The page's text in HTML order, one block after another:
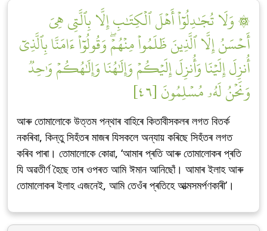
۞ وَلَا تُجَٰدِلُوٓاْ أَهۡلَ ٱلۡكِتَٰبِ إِلَّا بِٱلَّتِي هِيَ
أَحۡسَنُ إِلَّا ٱلَّذِينَ ظَلَمُواْ مِنۡهُمۡۖ وَقُولُوٓاْ ءَامَنَّا بِٱلَّذِيٓ
أُنزِلَ إِلَيۡنَا وَأُنزِلَ إِلَيۡكُمۡ وَإِلَٰهُنَا وَإِلَٰهُكُمۡ وَٰحِدٞ
وَنَحۡنُ لَهُۥ مُسۡلِمُونَ [٤٦]
আৰু তোমালোকে উত্তম পন্থাৰ বাহিৰে কিতাবীসকলৰ লগত বিতৰ্ক
নকৰিবা, কিন্তু সিহঁতৰ মাজৰ যিসকলে অন্যায় কৰিছে সিহঁতৰ লগত
কৰিব পাৰা। তোমালোকে কোৱা, ‘আমাৰ প্ৰতি আৰু তোমালোকৰ প্ৰতি
যি অৱতীৰ্ণ হৈছে তাৰ ওপৰত আমি ঈমান আনিছোঁ। আমাৰ ইলাহ আৰু
তোমালোকৰ ইলাহ এজনেই, আমি তেওঁৰ প্ৰতিহে আত্মসমৰ্পণকাৰী’।